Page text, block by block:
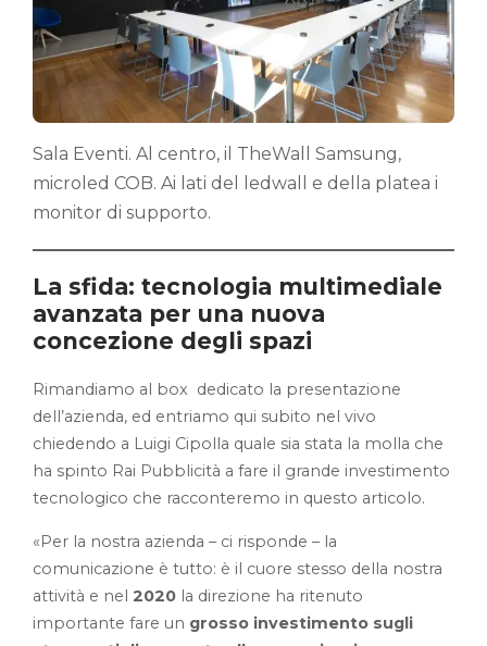
Sala Eventi. Al centro, il TheWall Samsung,
microled COB. Ai lati del ledwall e della platea i
monitor di supporto.
La sfida: tecnologia multimediale
avanzata per una nuova
concezione degli spazi
Rimandiamo al box dedicato la presentazione
dell’azienda, ed entriamo qui subito nel vivo
chiedendo a Luigi Cipolla quale sia stata la molla che
ha spinto Rai Pubblicità a fare il grande investimento
tecnologico che racconteremo in questo articolo.
«Per la nostra azienda – ci risponde – la
comunicazione è tutto: è il cuore stesso della nostra
attività e nel 2020 la direzione ha ritenuto
importante fare un grosso investimento sugli